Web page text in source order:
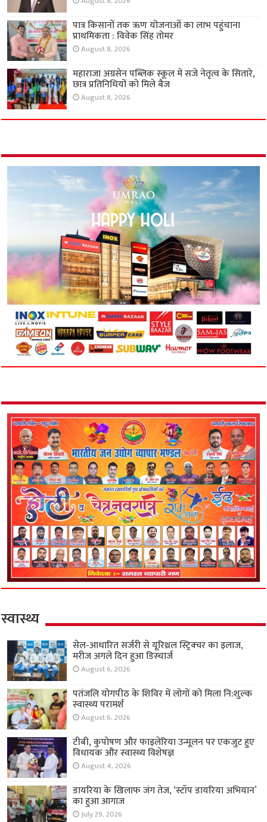
पात्र किसानों तक ऋण योजनाओं का लाभ पहुंचाना
प्राथमिकता : विवेक सिंह तोमर
August 8, 2026
महाराजा अग्रसेन पब्लिक स्कूल में सजे नेतृत्व के सितारे,
छात्र प्रतिनिधियों को मिले बैज
August 8, 2026
स्वास्थ्य
सेल-आधारित सर्जरी से यूरिथ्रल स्ट्रिक्चर का इलाज,
मरीज अगले दिन हुआ डिस्चार्ज
August 6, 2026
पतंजलि योगपीठ के शिविर में लोगों को मिला नि:शुल्क
स्वास्थ्य परामर्श
August 6, 2026
टीबी, कुपोषण और फाइलेरिया उन्मूलन पर एकजुट हुए
विधायक और स्वास्थ्य विशेषज्ञ
August 4, 2026
डायरिया के खिलाफ जंग तेज, ‘स्टॉप डायरिया अभियान’
का हुआ आगाज
July 29, 2026